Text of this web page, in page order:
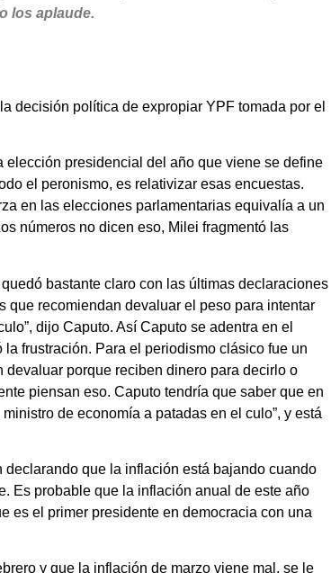
los aplaude.
decisión política de expropiar YPF tomada por el
elección presidencial del año que viene se define
el peronismo, es relativizar esas encuestas.
en las elecciones parlamentarias equivalía a un
números no dicen eso, Milei fragmentó las
bastante claro con las últimas declaraciones
que recomiendan devaluar el peso para intentar
dijo Caputo. Así Caputo se adentra en el
frustración. Para el periodismo clásico fue un
devaluar porque reciben dinero para decirlo o
piensan eso. Caputo tendría que saber que en
de economía a patadas en el culo”, y está
que la inflación está bajando cuando
Es probable que la inflación anual de este año
es el primer presidente en democracia con una
y que la inflación de marzo viene mal, se le